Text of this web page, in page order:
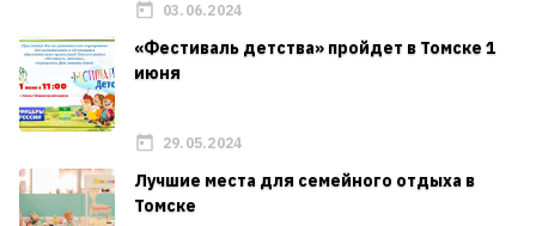
03.06.2024
«Фестиваль детства» пройдет в Томске 1
июня
29.05.2024
Лучшие места для семейного отдыха в
Томске